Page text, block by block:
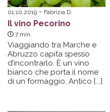
01.10.2019 Fabrizia D.
Il vino Pecorino
7 min.
Viaggiando tra Marche e
Abruzzo capita spesso
d’incontrarlo. È un vino
bianco che porta il nome
di un formaggio. Antico [...]